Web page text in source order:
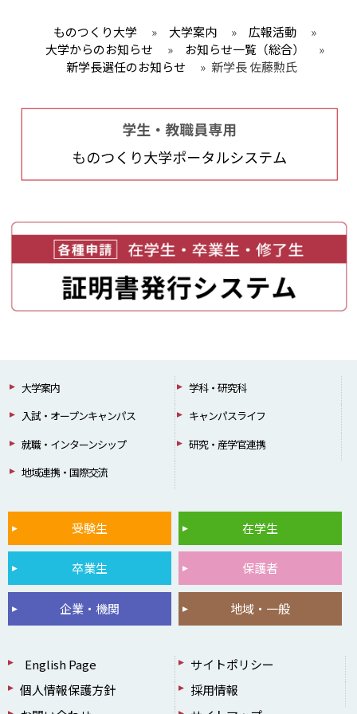
ものつくり大学 » 大学案内 » 広報活動
»
大学からのお知らせ
» お知らせ一覧（総合）
»
新学長選任のお知らせ
» 新学長 佐藤勲氏
大学案内
学科・研究科
入試・オープンキャンパス
キャンパスライフ
就職・インターンシップ
研究・産学官連携
地域連携・国際交流
受験生 在学生
卒業生 保護者
企業・機関 地域・一般
English Page
サイトポリシー
個人情報保護方針
採用情報